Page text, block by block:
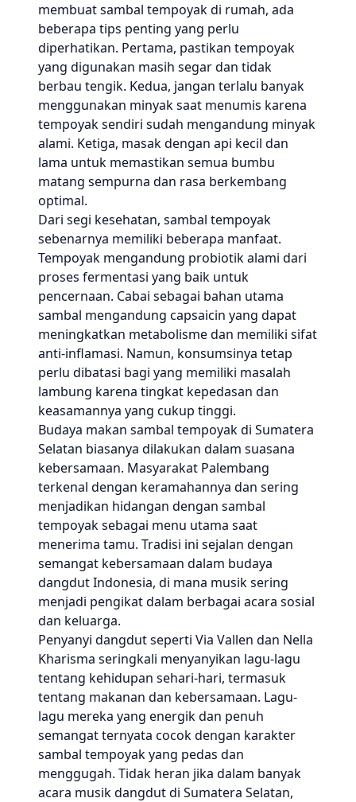
membuat sambal tempoyak di rumah, ada
beberapa tips penting yang perlu
diperhatikan. Pertama, pastikan tempoyak
yang digunakan masih segar dan tidak
berbau tengik. Kedua, jangan terlalu banyak
menggunakan minyak saat menumis karena
tempoyak sendiri sudah mengandung minyak
alami. Ketiga, masak dengan api kecil dan
lama untuk memastikan semua bumbu
matang sempurna dan rasa berkembang
optimal.
Dari segi kesehatan, sambal tempoyak
sebenarnya memiliki beberapa manfaat.
Tempoyak mengandung probiotik alami dari
proses fermentasi yang baik untuk
pencernaan. Cabai sebagai bahan utama
sambal mengandung capsaicin yang dapat
meningkatkan metabolisme dan memiliki sifat
anti-inflamasi. Namun, konsumsinya tetap
perlu dibatasi bagi yang memiliki masalah
lambung karena tingkat kepedasan dan
keasamannya yang cukup tinggi.
Budaya makan sambal tempoyak di Sumatera
Selatan biasanya dilakukan dalam suasana
kebersamaan. Masyarakat Palembang
terkenal dengan keramahannya dan sering
menjadikan hidangan dengan sambal
tempoyak sebagai menu utama saat
menerima tamu. Tradisi ini sejalan dengan
semangat kebersamaan dalam budaya
dangdut Indonesia, di mana musik sering
menjadi pengikat dalam berbagai acara sosial
dan keluarga.
Penyanyi dangdut seperti Via Vallen dan Nella
Kharisma seringkali menyanyikan lagu-lagu
tentang kehidupan sehari-hari, termasuk
tentang makanan dan kebersamaan. Lagu-
lagu mereka yang energik dan penuh
semangat ternyata cocok dengan karakter
sambal tempoyak yang pedas dan
menggugah. Tidak heran jika dalam banyak
acara musik dangdut di Sumatera Selatan,